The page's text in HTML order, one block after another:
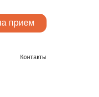
прием
Контакты